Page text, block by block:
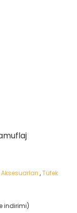
,Tüfek
indirimi)